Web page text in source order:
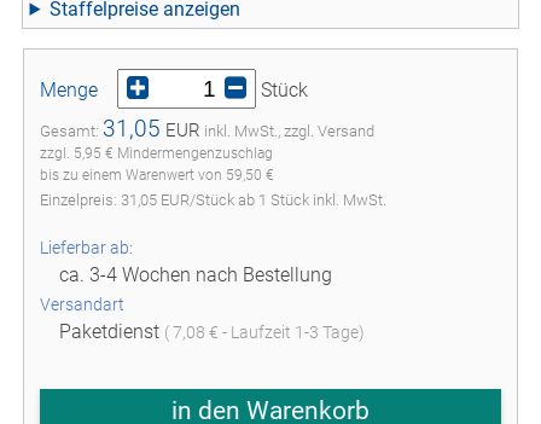
Staffelpreise
Menge Stück
Gesamt: 31,05 EUR inkl. MwSt., zzgl. Versand
zzgl. 5,95 € Mindermengenzuschlag
bis zu einem Warenwert von 59,50 €
Einzelpreis: 31,05EUR/Stückab 1 Stück inkl. MwSt.
Lieferbar ab:
ca. 3-4 Wochen nach Bestellung
Versandart
Paketdienst ( 7,08 € - Laufzeit 1-3 Tage)
in den Warenkorb